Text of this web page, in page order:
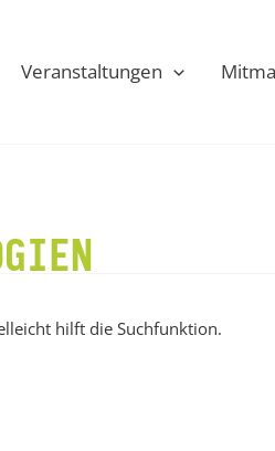
Veranstaltungen
hilft die Suchfunktion.